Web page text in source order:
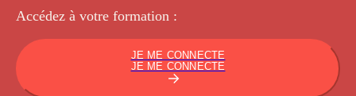
Accédez à votre formation :
JE ME CONNECTE
JE ME CONNECTE